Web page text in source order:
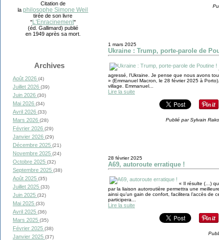
Citation de
laphilosophe Simone Weil
tirée de son livre
"L'Enracinement"
(éd. Gallimard) publié
en 1949 après sa mort.
Archives
Août 2026 (4)
Juillet 2026 (39)
Juin 2026 (30)
Mai 2026 (34)
Avril 2026 (33)
Mars 2026 (28)
Février 2026 (29)
Janvier 2026 (29)
Décembre 2025 (21)
Novembre 2025 (24)
Octobre 2025 (32)
Septembre 2025 (38)
Août 2025 (35)
Juillet 2025 (33)
Juin 2025 (32)
Mai 2025 (33)
Avril 2025 (36)
Mars 2025 (35)
Février 2025 (38)
Janvier 2025 (37)
1 mars 2025
Ukraine : Trump, porte-parole de
agressé, l'Ukraine. Je pense que nous avons
» (Emmanuel Macron, le 28 février 2025 à
village. Emmanuel...
Lire la suite
Publié par Sylvain
28 février 2025
A69, autoroute erratique !
« Il résulte (…)
par la liaison autoroutière permettra une
ainsi qu’un gain de confort, facilitera l’accès de
participera...
Lire la suite